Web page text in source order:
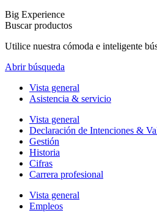
Big Experience
Buscar productos
Utilice nuestra cómoda e inteligente
Abrir búsqueda
Vista general
Asistencia & servicio
Vista general
Declaración de Intenciones &
Gestión
Historia
Cifras
Carrera profesional
Vista general
Empleos